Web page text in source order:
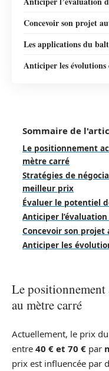
Concevoir son projet
Les applications du
Anticiper les
Sommaire de
Le positionnement
mètre carré
Stratégies de
meilleur prix
Évaluer le potentiel
Anticiper
Concevoir son
Anticiper les
Le
au mètre carré
Actuellement, le prix du
entre 40 € et 70 € par
prix est influencée par